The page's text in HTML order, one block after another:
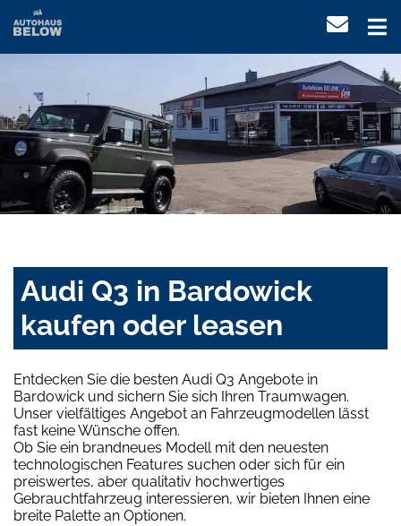
Audi Q3 in Bardowick
kaufen oder leasen
Entdecken Sie die besten Audi Q3 Angebote in
Bardowick und sichern Sie sich Ihren Traumwagen.
Unser vielfältiges Angebot an Fahrzeugmodellen lässt
fast keine Wünsche offen.
Ob Sie ein brandneues Modell mit den neuesten
technologischen Features suchen oder sich für ein
preiswertes, aber qualitativ hochwertiges
Gebrauchtfahrzeug interessieren, wir bieten Ihnen eine
breite Palette an Optionen.